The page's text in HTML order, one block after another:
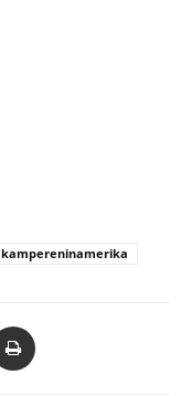
kampereninamerika